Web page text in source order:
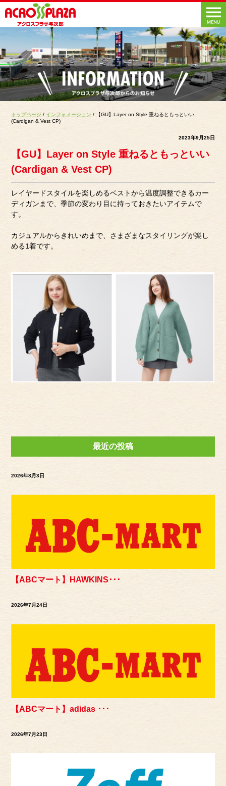
トップページ / インフォメーション / 【GU】Layer on Style 重ねるともっといい
(Cardigan & Vest CP)
2023年9月25日
【GU】Layer on Style 重ねるともっといい
(Cardigan & Vest CP)
レイヤードスタイルを楽しめるベストから温度調整できるカー
ディガンまで、季節の変わり目に持っておきたいアイテムで
す。
カジュアルからきれいめまで、さまざまなスタイリングが楽し
める1着です。
最近の投稿
2026年8月3日
【ABCマート】HAWKINS･･･
2026年7月24日
【ABCマート】adidas ･･･
2026年7月23日